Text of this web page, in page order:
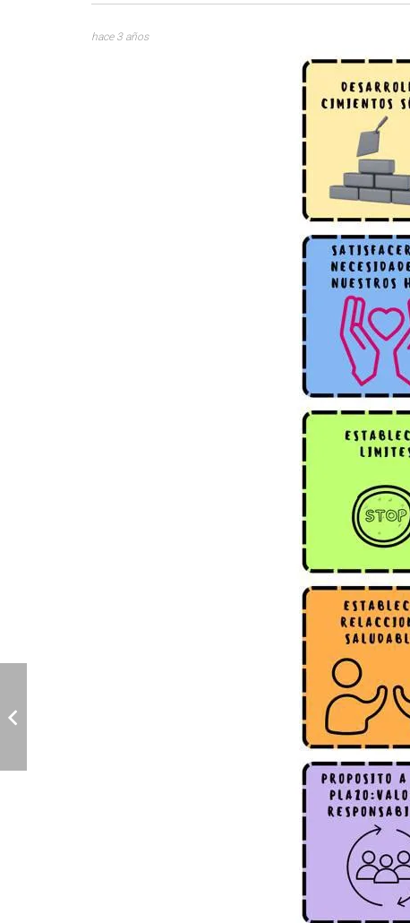
hace 3 años